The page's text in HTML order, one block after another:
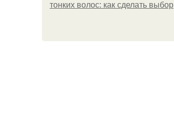
тонких волос: как сделать выбор